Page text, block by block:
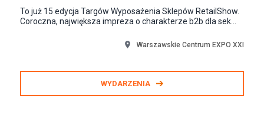
To już 15 edycja Targów Wyposażenia Sklepów RetailShow.
Coroczna, największa impreza o charakterze b2b dla sek...
Warszawskie Centrum EXPO XXI
WYDARZENIA